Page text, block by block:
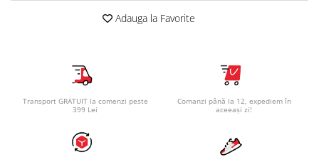
Adauga la Favorite
Transport GRATUIT la comenzi peste
399 Lei
Comanzi până la 12, expediem în
aceeași zi!